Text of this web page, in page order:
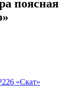
поясная
«Скат»